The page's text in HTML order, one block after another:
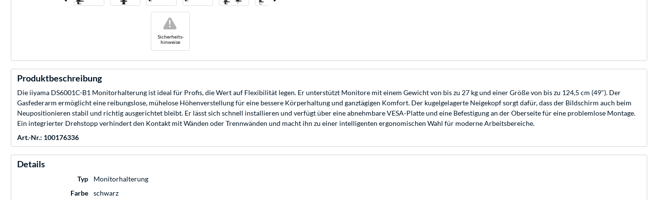
Sicherheits-
hinweise
!
Produktbeschreibung
Die iiyama DS6001C-B1 Monitorhalterung ist ideal für Profis, die Wert auf Flexibilität legen. Er unterstützt Monitore mit einem Gewicht von bis zu 27 kg und einer Größe von bis zu 124,5 cm (49"). Der
Gasfederarm ermöglicht eine reibungslose, mühelose Höhenverstellung für eine bessere Körperhaltung und ganztägigen Komfort. Der kugelgelagerte Neigekopf sorgt dafür, dass der Bildschirm auch beim
Neupositionieren stabil und richtig ausgerichtet bleibt. Er lässt sich schnell installieren und verfügt über eine abnehmbare VESA-Platte und eine Befestigung an der Oberseite für eine problemlose Montage.
Ein integrierter Drehstopp verhindert den Kontakt mit Wänden oder Trennwänden und macht ihn zu einer intelligenten ergonomischen Wahl für moderne Arbeitsbereiche.
Art.-Nr.: 100176336
Details
Typ
Monitorhalterung
Farbe
schwarz